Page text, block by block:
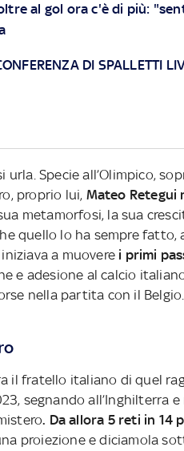
al gol ora c'è di più:
DI SPALLETTI
urla. Specie all’Olimpico,
proprio lui, Mateo Retegui
metamorfosi, la sua
quello lo ha sempre fatto,
a muovere i primi
e adesione al calcio
nella partita con il Belgio.
il fratello italiano di quel
segnando all’Inghilterra
. Da allora 5 reti in 14
proiezione e diciamola